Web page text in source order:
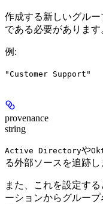
作成する新しいグル
である必要があります
例 :
"Customer Support"
provenance
string
Active Directoryや
る外部ソースを追跡し
また、これを設定す
ーションからグルー